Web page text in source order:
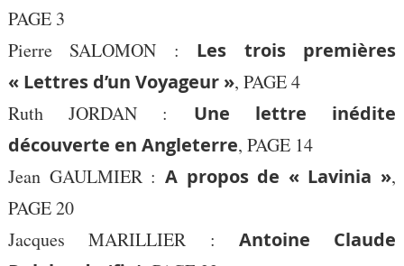
PAGE 3
Pierre SALOMON : Les trois premières
« Lettres d’un Voyageur », PAGE 4
Ruth JORDAN : Une lettre inédite
découverte en Angleterre, PAGE 14
Jean GAULMIER : A propos de « Lavinia »,
PAGE 20
Jacques MARILLIER : Antoine Claude